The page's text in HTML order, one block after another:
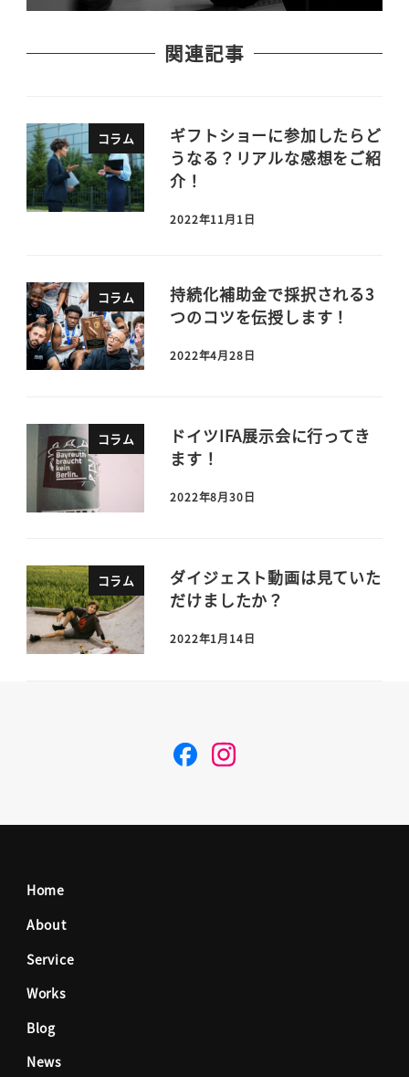
関連記事
コラム
ギフトショーに参加したらど
うなる？リアルな感想をご紹
介！
2022年11月1日
コラム
持続化補助金で採択される3
つのコツを伝授します！
2022年4月28日
コラム
ドイツIFA展示会に行ってき
ます！
2022年8月30日
コラム
ダイジェスト動画は見ていた
だけましたか？
2022年1月14日
F I
Home
About
Service
Works
Blog
News